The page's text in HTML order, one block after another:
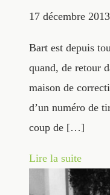
17 décembre 2013
Bart est depuis
quand, de retour
maison de
d’un numéro de
coup de […]
Lire la suite